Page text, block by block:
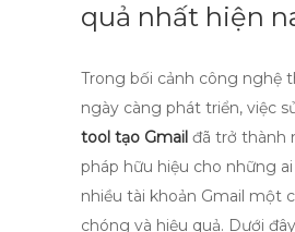
quả nhất hiện
Trong bối cảnh công nghệ
ngày càng phát triển, việc
tool tạo Gmail đã trở thành
pháp hữu hiệu cho những
nhiều tài khoản Gmail một
chóng và hiệu quả. Dưới